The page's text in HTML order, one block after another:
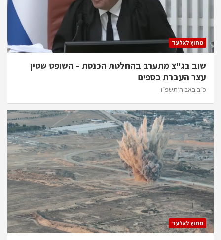
מחוץ לאלעד
שוב בג"צ מתערב בהחלטת הכנסת – השופט שטין
עצר העברת כספים
כ״ב באב ה׳תשפ״ו
מחוץ לאלעד